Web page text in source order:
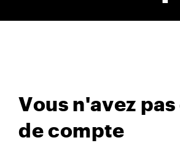
Vous n'avez
de compte